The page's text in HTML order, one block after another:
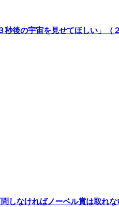
後の宇宙を見せてほしい」（２
しなければノーベル賞は取れな